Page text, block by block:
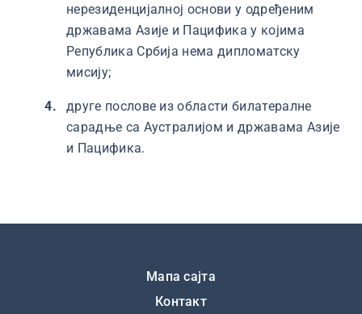
нерезиденцијалној основи у одређеним
државама Азије и Пацифика у којима
Република Србија нема дипломатску
мисију;
друге послове из области билатералне
сарадње са Аустралијом и државама Азије
и Пацифика.
Мапа сајта
Контакт